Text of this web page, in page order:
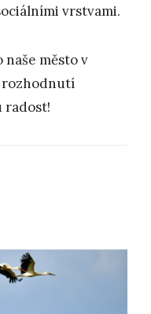
vrstvami.
město v
rozhodnutí
radost!